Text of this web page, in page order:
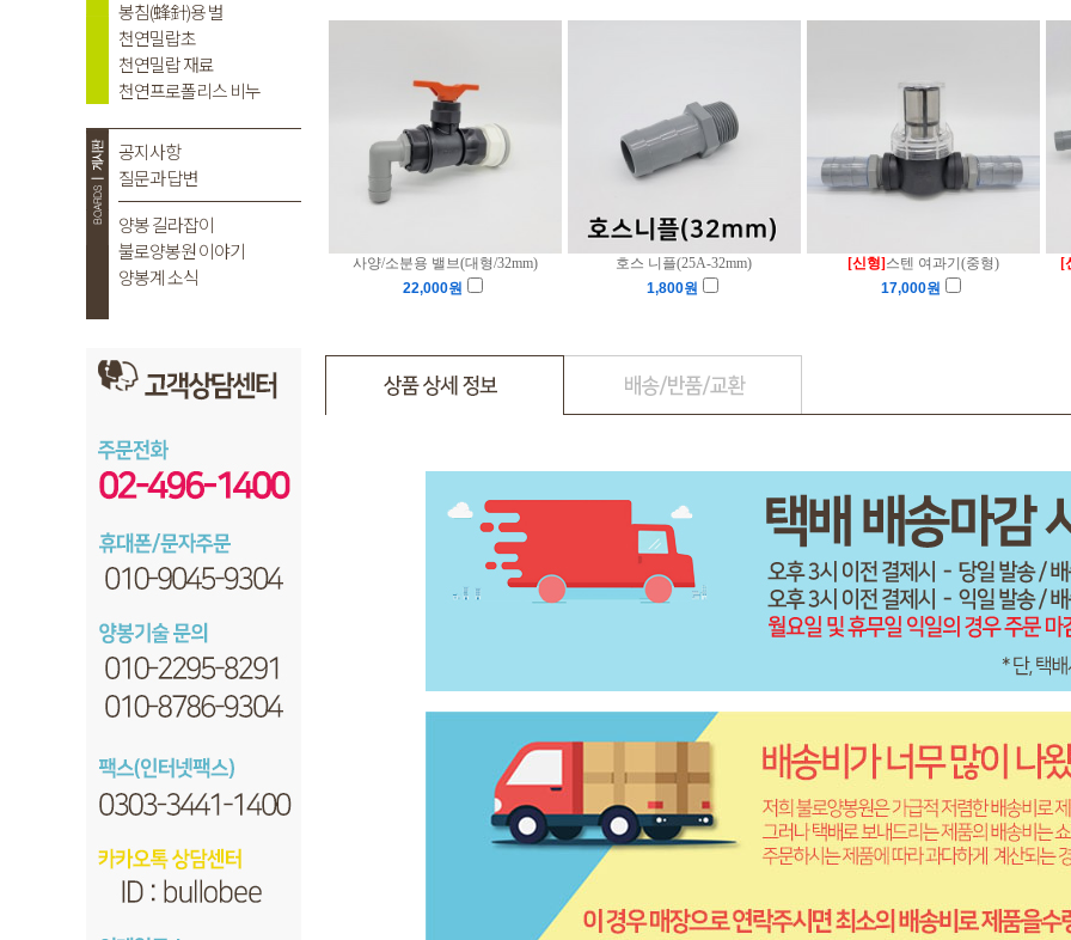
사양/소분용 밸브(대형/32mm) 호스 니플(25A-32mm) [신형] 스텐 여과기(중형)
[
22,000원 1,800원 17,000원